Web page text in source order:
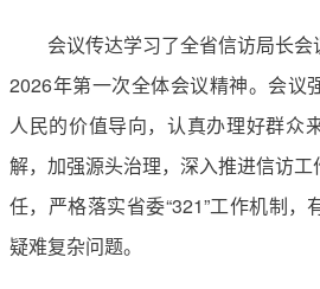
会议传达学习了全省信访局长
2026年第一次全体会议精神。会议
人民的价值导向，认真办理好群众
解，加强源头治理，深入推进信访
任，严格落实省委“321”工作机制，
疑难复杂问题。